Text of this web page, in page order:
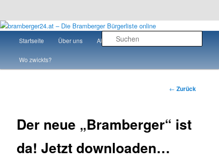
Zum
wechseln
bramberger24.at – Die Bramberger
Mit voller Kraft für Bramberg!
Startseite Über uns Aktuelles Team
Wo zwickts?
← Zurück
Der neue „Bramberger“ ist
da! Jetzt downloaden…